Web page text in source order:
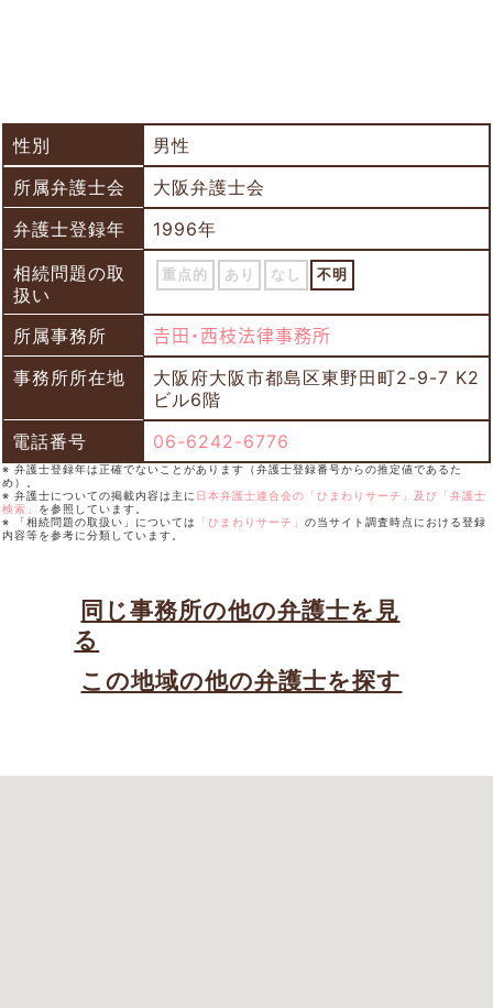
性別
男性
所属弁護士会
大阪弁護士会
弁護士登録年
1996年
相続問題の取
扱い
重点的 あり なし 不明
所属事務所
𠮷田・西枝法律事務所
事務所所在地
大阪府大阪市都島区東野田町2-9-7 K2
ビル6階
電話番号
06-6242-6776
※ 弁護士登録年は正確でないことがあります（弁護士登録番号からの推定値であるた
め）。
※ 弁護士についての掲載内容は主に 日本弁護士連合会の「ひまわりサーチ」及び「弁護士
検索」 を参照しています。
※ 「相続問題の取扱い」については
「ひまわりサーチ」 の当サイト調査時点における登録
内容等を参考に分類しています。
同じ事務所の他の弁護士を見
る
この地域の他の弁護士を探す